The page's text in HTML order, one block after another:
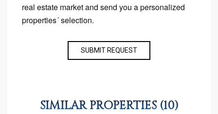
real estate market and send you a personalized
properties´ selection.
SUBMIT REQUEST
SIMILAR PROPERTIES (10)